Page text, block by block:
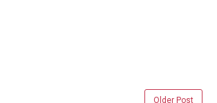
Older Post